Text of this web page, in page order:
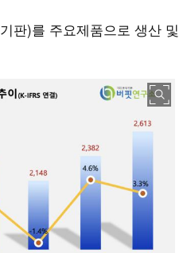
판)를 주요제품으로 생산 및